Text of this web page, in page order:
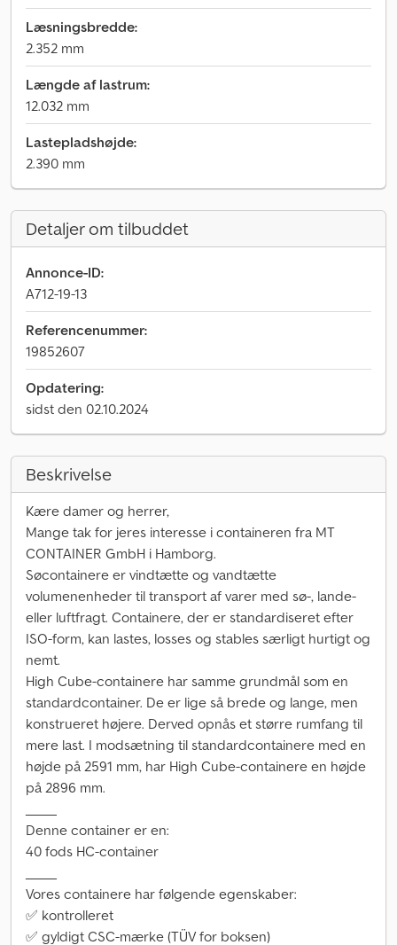
Læsningsbredde:
2.352 mm
Længde af lastrum:
12.032 mm
Lastepladshøjde:
2.390 mm
Detaljer om tilbuddet
Annonce-ID:
A712-19-13
Referencenummer:
19852607
Opdatering:
sidst den 02.10.2024
Beskrivelse
Kære damer og herrer,
Mange tak for jeres interesse i containeren fra MT
CONTAINER GmbH i Hamborg.
Søcontainere er vindtætte og vandtætte
volumenenheder til transport af varer med sø-, lande-
eller luftfragt. Containere, der er standardiseret efter
ISO-form, kan lastes, losses og stables særligt hurtigt og
nemt.
High Cube-containere har samme grundmål som en
standardcontainer. De er lige så brede og lange, men
konstrueret højere. Derved opnås et større rumfang til
mere last. I modsætning til standardcontainere med en
højde på 2591 mm, har High Cube-containere en højde
på 2896 mm.
Denne container er en:
40 fods HC-container
Vores containere har følgende egenskaber:
✅ kontrolleret
✅ gyldigt CSC-mærke (TÜV for boksen)